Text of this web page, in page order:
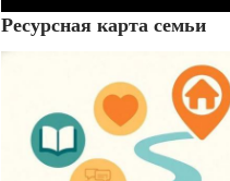
Ресурсная карта семьи